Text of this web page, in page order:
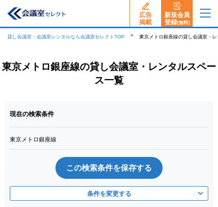
広告
揭載
新規会員
登録(無料)
貸し会議室・会議室レンタルなら会議室セレクトTOP 東京メトロ銀座線の貸し会議室・
東京メトロ銀座線の貸し会議室・レンタルスペー
ス一覧
現在の検索条件
東京メトロ銀座線
この検索条件を保存する
条件を変更する